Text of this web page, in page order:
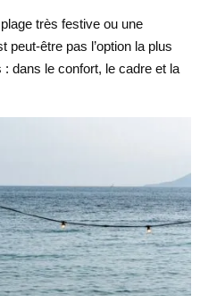
très festive ou une
peut-être pas l’option la plus
: dans le confort, le cadre et la